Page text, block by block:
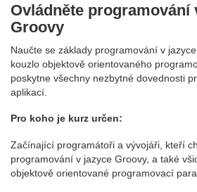
Ovládněte programování
Groovy
Naučte se základy programování v
kouzlo objektově orientovaného
poskytne všechny nezbytné dovednosti
aplikací.
Pro koho je kurz určen:
Začínající programátoři a vývojáři, kteří
programování v jazyce Groovy, a také
objektově orientované programovací